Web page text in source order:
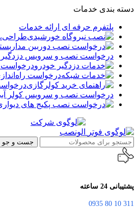
دسته بندی خدمات
پلتفرم حرفه ای ارائه خدمات
درخواست نصب و سرویس دزدگیر
درخواست
درخواست
درخواست نصب و سرویس کولر
جست و جو
پشتیبانی 24 ساعته
311 10 80 0935